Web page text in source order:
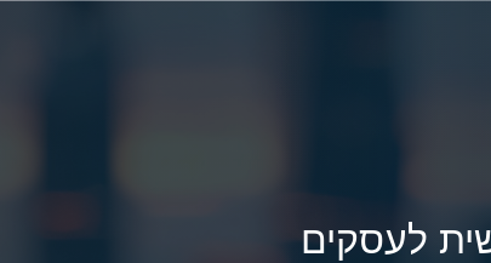
לעסקים